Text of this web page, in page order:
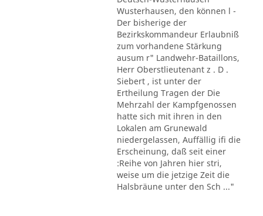
Wusterhausen, den können l -
Der bisherige der
Bezirkskommandeur Erlaubniß
zum vorhandene Stärkung
ausum r" Landwehr-Bataillons,
Herr Oberstlieutenant z . D .
Siebert , ist unter der
Ertheilung Tragen der Die
Mehrzahl der Kampfgenossen
hatte sich mit ihren in den
Lokalen am Grunewald
niedergelassen, Auffällig ifi die
Erscheinung, daß seit einer
:Reihe von Jahren hier stri,
weise um die jetzige Zeit die
Halsbräune unter den Sch ..."